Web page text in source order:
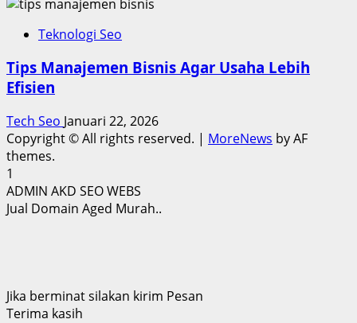
Teknologi Seo
Tips Manajemen Bisnis Agar Usaha Lebih
Efisien
Tech Seo Januari 22, 2026
Copyright © All rights reserved. | MoreNews by AF
themes.
1
ADMIN AKD SEO WEBS
Jual Domain Aged Murah..
Jika berminat silakan kirim Pesan
Terima kasih